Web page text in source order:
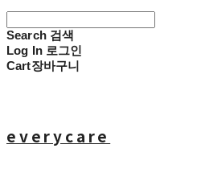
Search 검색
Log In 로그인
Cart장바구니
everycare